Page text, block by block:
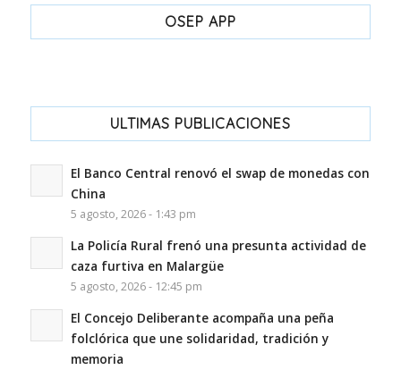
OSEP APP
ULTIMAS PUBLICACIONES
El Banco Central renovó el swap de monedas con
China
5 agosto, 2026 - 1:43 pm
La Policía Rural frenó una presunta actividad de
caza furtiva en Malargüe
5 agosto, 2026 - 12:45 pm
El Concejo Deliberante acompaña una peña
folclórica que une solidaridad, tradición y
memoria